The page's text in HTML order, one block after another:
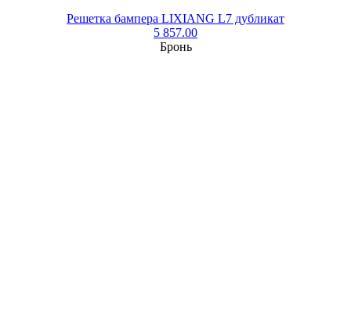
Решетка бампера LIXIANG L7 дубликат
5 857.00
Бронь